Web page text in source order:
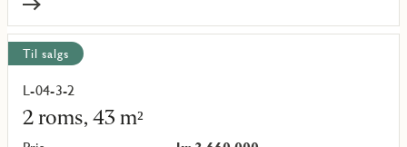
Til salgs
L-04-3-2
2 roms, 43 m²
Les
mer
om